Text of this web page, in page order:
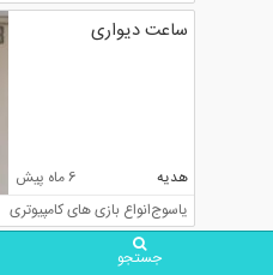
ساعت دیواری
هدیه
6 ماه پیش
یاسوجانواع بازی های کامپیوتری
جستجو